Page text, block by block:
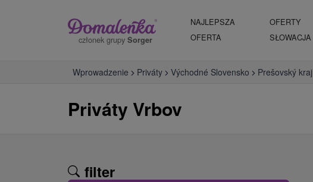
członek grupy Sorger
NAJLEPSZA
OFERTA
OFERTY
SŁOWACJA
Wprowadzenie Priváty Východné Slovensko Prešovský kraj
Priváty Vrbov
filter